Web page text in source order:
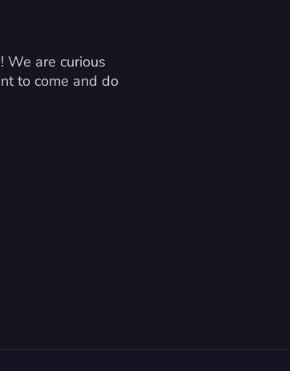
We are curious
to come and do